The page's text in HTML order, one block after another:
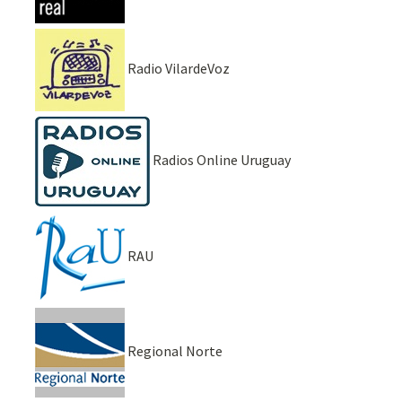
Radio VilardeVoz
Radios Online Uruguay
RAU
Regional Norte